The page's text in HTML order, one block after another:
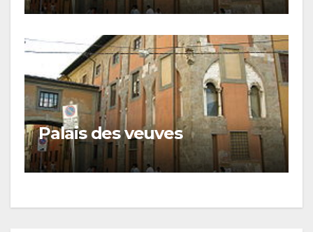
Palais des veuves